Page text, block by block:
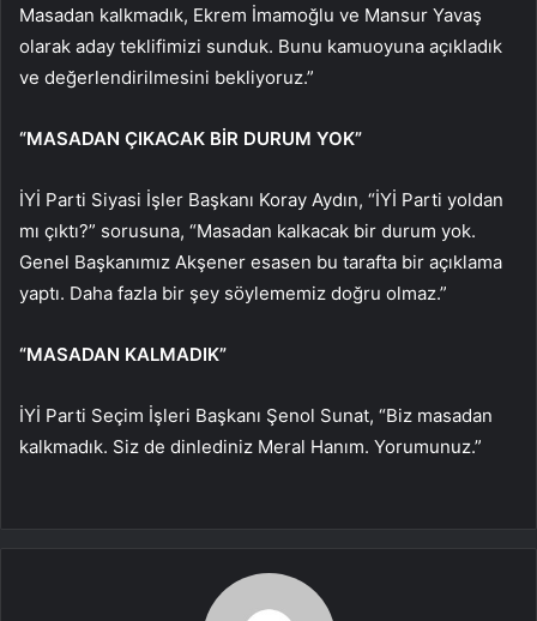
Masadan kalkmadık, Ekrem İmamoğlu ve Mansur Yavaş
olarak aday teklifimizi sunduk. Bunu kamuoyuna açıkladık
ve değerlendirilmesini bekliyoruz.”
“MASADAN ÇIKACAK BİR DURUM YOK”
İYİ Parti Siyasi İşler Başkanı Koray Aydın, “İYİ Parti yoldan
mı çıktı?” sorusuna, “Masadan kalkacak bir durum yok.
Genel Başkanımız Akşener esasen bu tarafta bir açıklama
yaptı. Daha fazla bir şey söylememiz doğru olmaz.”
“MASADAN KALMADIK”
İYİ Parti Seçim İşleri Başkanı Şenol Sunat, “Biz masadan
kalkmadık. Siz de dinlediniz Meral Hanım. Yorumunuz.”